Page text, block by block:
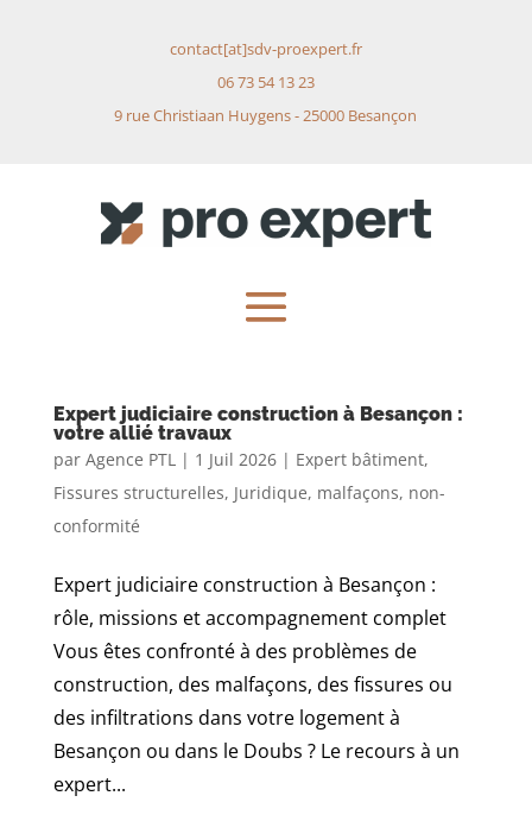
contact[at]sdv-proexpert.fr
06 73 54 13 23
9 rue Christiaan Huygens - 25000 Besançon
Expert judiciaire construction à Besançon :
votre allié travaux
par Agence PTL| 1 Juil 2026| Expert bâtiment,
Fissures structurelles, Juridique, malfaçons, non-
conformité
Expert judiciaire construction à Besançon :
rôle, missions et accompagnement complet
Vous êtes confronté à des problèmes de
construction, des malfaçons, des fissures ou
des infiltrations dans votre logement à
Besançon ou dans le Doubs ? Le recours à un
expert...